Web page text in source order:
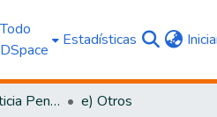
Todo
DSpace
Estadísticas
1. Reforma a la Justicia Penal
e) Otros